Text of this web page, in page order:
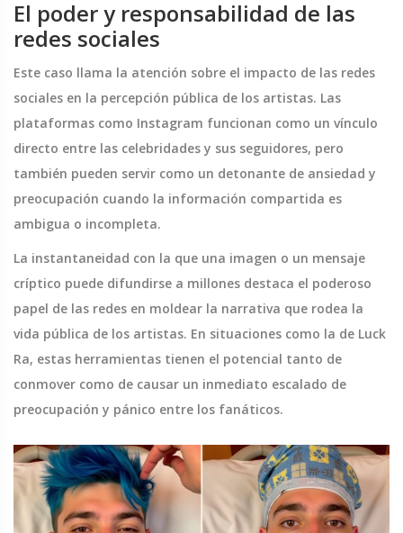
El poder y responsabilidad de las
redes sociales
Este caso llama la atención sobre el impacto de las redes
sociales en la percepción pública de los artistas. Las
plataformas como Instagram funcionan como un vínculo
directo entre las celebridades y sus seguidores, pero
también pueden servir como un detonante de ansiedad y
preocupación cuando la información compartida es
ambigua o incompleta.
La instantaneidad con la que una imagen o un mensaje
críptico puede difundirse a millones destaca el poderoso
papel de las redes en moldear la narrativa que rodea la
vida pública de los artistas. En situaciones como la de Luck
Ra, estas herramientas tienen el potencial tanto de
conmover como de causar un inmediato escalado de
preocupación y pánico entre los fanáticos.